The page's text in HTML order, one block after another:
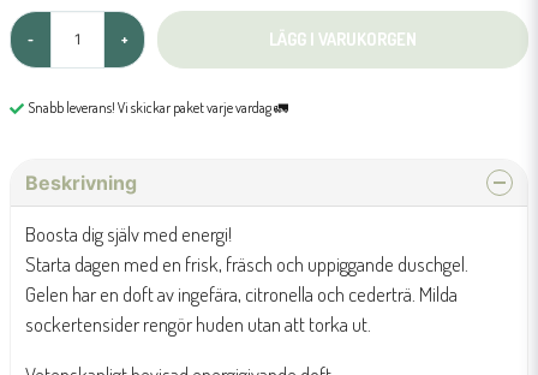
- + LÄGG I VARUKORGEN
Snabb leverans! Vi skickar paket varje vardag 🚛
Beskrivning
Boosta dig själv med energi!
Starta dagen med en frisk, fräsch och uppiggande duschgel.
Gelen har en doft av ingefära, citronella och cederträ. Milda
sockertensider rengör huden utan att torka ut.